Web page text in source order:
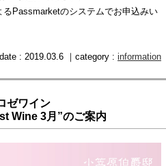
Passmarketのシステムでお申込みい
: 2019.03.6 ｜category : information
ゼワイン
Wine 3月”のご案内